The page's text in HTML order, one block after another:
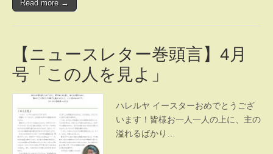
Read more →
【ニュースレター巻頭言】4月
号「この人を見よ」
ハレルヤ イースターおめでとうござ
います！皆様お一人一人の上に、主の
溢れるばかり…